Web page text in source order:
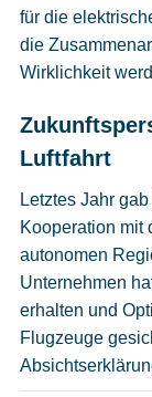
für die
die
Wirklichkeit
Luftfahrt
Letztes Jahr gab
Kooperation mit
autonomen
Unternehmen
erhalten und
Flugzeuge